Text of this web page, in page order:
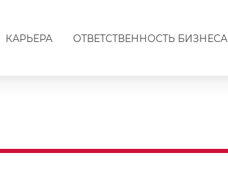
КАРЬЕРА ОТВЕТСТВЕННОСТЬ БИЗНЕСА